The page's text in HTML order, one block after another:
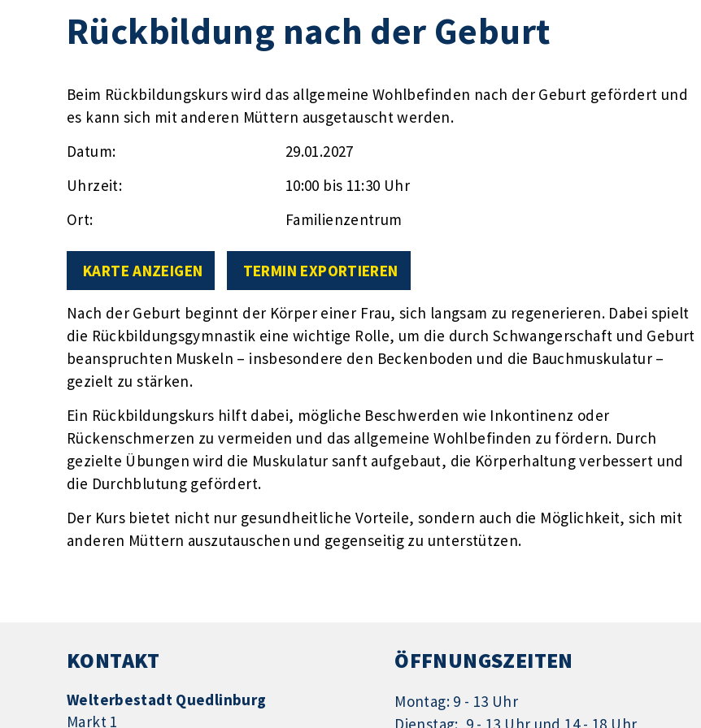
Rückbildung nach der Geburt
Beim Rückbildungskurs wird das allgemeine Wohlbefinden nach der Geburt gefördert und
es kann sich mit anderen Müttern ausgetauscht werden.
Datum:
29.01.2027
Uhrzeit:
10:00 bis 11:30 Uhr
Ort:
Familienzentrum
KARTE ANZEIGEN TERMIN EXPORTIEREN
Nach der Geburt beginnt der Körper einer Frau, sich langsam zu regenerieren. Dabei spielt
die Rückbildungsgymnastik eine wichtige Rolle, um die durch Schwangerschaft und Geburt
beanspruchten Muskeln – insbesondere den Beckenboden und die Bauchmuskulatur –
gezielt zu stärken.
Ein Rückbildungskurs hilft dabei, mögliche Beschwerden wie Inkontinenz oder
Rückenschmerzen zu vermeiden und das allgemeine Wohlbefinden zu fördern. Durch
gezielte Übungen wird die Muskulatur sanft aufgebaut, die Körperhaltung verbessert und
die Durchblutung gefördert.
Der Kurs bietet nicht nur gesundheitliche Vorteile, sondern auch die Möglichkeit, sich mit
anderen Müttern auszutauschen und gegenseitig zu unterstützen.
KONTAKT
Welterbestadt Quedlinburg
Markt 1
ÖFFNUNGSZEITEN
Montag: 9 - 13 Uhr